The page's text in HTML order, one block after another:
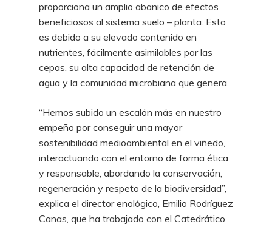
proporciona un amplio abanico de efectos
beneficiosos al sistema suelo – planta. Esto
es debido a su elevado contenido en
nutrientes, fácilmente asimilables por las
cepas, su alta capacidad de retención de
agua y la comunidad microbiana que genera.
“Hemos subido un escalón más en nuestro
empeño por conseguir una mayor
sostenibilidad medioambiental en el viñedo,
interactuando con el entorno de forma ética
y responsable, abordando la conservación,
regeneración y respeto de la biodiversidad”,
explica el director enológico, Emilio Rodríguez
Canas, que ha trabajado con el Catedrático